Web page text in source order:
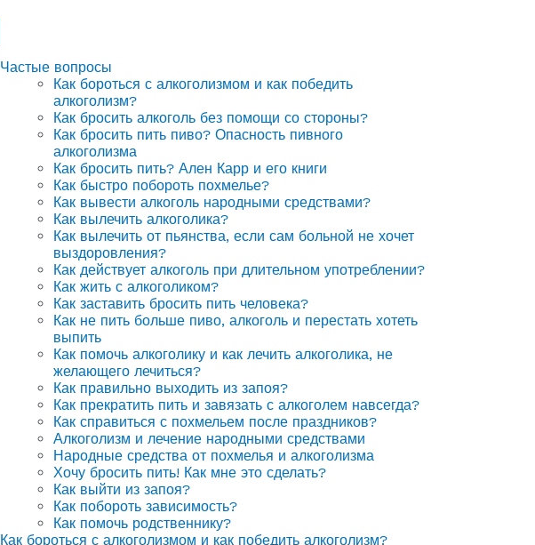
Частые вопросы
Как бороться с алкоголизмом и как победить
алкоголизм?
Как бросить алкоголь без помощи со стороны?
Как бросить пить пиво? Опасность пивного
алкоголизма
Как бросить пить? Ален Карр и его книги
Как быстро побороть похмелье?
Как вывести алкоголь народными средствами?
Как вылечить алкоголика?
Как вылечить от пьянства, если сам больной не хочет
выздоровления?
Как действует алкоголь при длительном употреблении?
Как жить с алкоголиком?
Как заставить бросить пить человека?
Как не пить больше пиво, алкоголь и перестать хотеть
выпить
Как помочь алкоголику и как лечить алкоголика, не
желающего лечиться?
Как правильно выходить из запоя?
Как прекратить пить и завязать с алкоголем навсегда?
Как справиться с похмельем после праздников?
Алкоголизм и лечение народными средствами
Народные средства от похмелья и алкоголизма
Хочу бросить пить! Как мне это сделать?
Как выйти из запоя?
Как побороть зависимость?
Как помочь родственнику?
Как бороться с алкоголизмом и как победить алкоголизм?